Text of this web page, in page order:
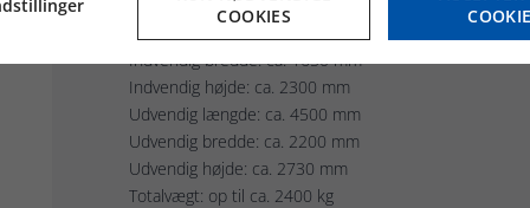
Specifikationer
Indvendig bredde: ca. 1650 mm
Indvendig højde: ca. 2300 mm
Udvendig længde: ca. 4500 mm
Udvendig bredde: ca. 2200 mm
Udvendig højde: ca. 2730 mm
Totalvægt: op til ca. 2400 kg
COOKIES